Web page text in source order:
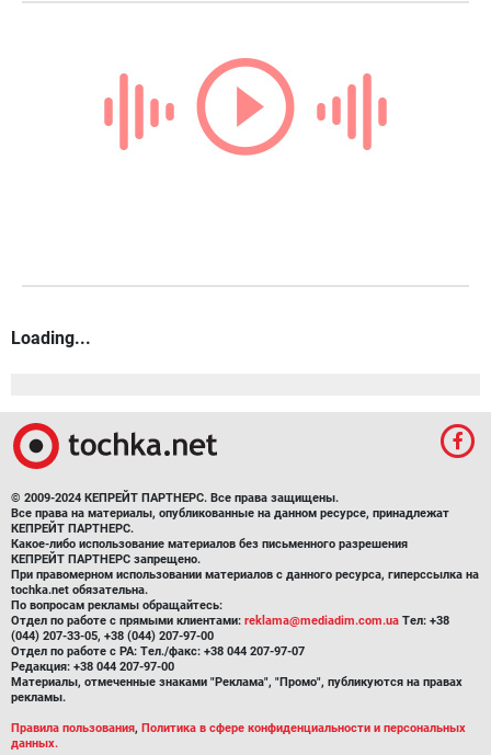
Loading...
© 2009-2024 КЕПРЕЙТ ПАРТНЕРС. Все права защищены.
Все права на материалы, опубликованные на данном ресурсе, принадлежат
КЕПРЕЙТ ПАРТНЕРС.
Какое-либо использование материалов без письменного разрешения
КЕПРЕЙТ ПАРТНЕРС запрещено.
При правомерном использовании материалов с данного ресурса, гиперссылка на
tochka.net обязательна.
По вопросам рекламы обращайтесь:
Отдел по работе с прямыми клиентами: reklama@mediadim.com.ua Тел: +38
(044) 207-33-05, +38 (044) 207-97-00
Отдел по работе с РА: Тел./факс: +38 044 207-97-07
Редакция: +38 044 207-97-00
Материалы, отмеченные знаками "Реклама", "Промо", публикуются на правах
рекламы.
Правила пользования, Политика в сфере конфиденциальности и персональных
данных.